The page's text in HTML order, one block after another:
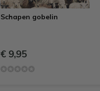
Schapen gobelin
€ 9,95